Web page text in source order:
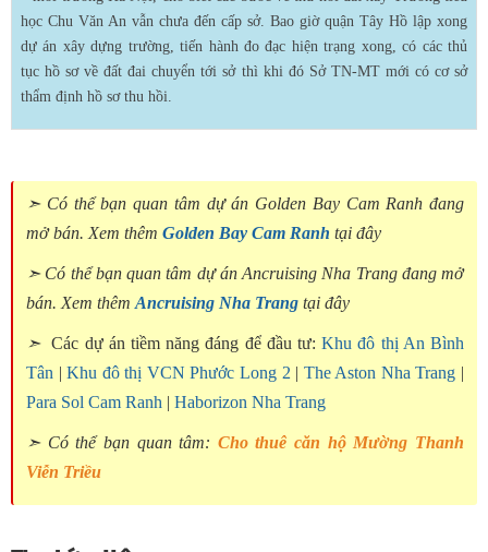
học Chu Văn An vẫn chưa đến cấp sở. Bao giờ quận Tây Hồ lập xong
dự án xây dựng trường, tiến hành đo đạc hiện trạng xong, có các thủ
tục hồ sơ về đất đai chuyển tới sở thì khi đó Sở TN-MT mới có cơ sở
thẩm định hồ sơ thu hồi.
➣ Có thể bạn quan tâm dự án Golden Bay Cam Ranh đang
mở bán. Xem thêm Golden Bay Cam Ranh tại đây
➣ Có thể bạn quan tâm dự án Ancruising Nha Trang đang mở
bán. Xem thêm Ancruising Nha Trang tại đây
➣ Các dự án tiềm năng đáng để đầu tư:Khu đô thị An Bình
Tân |Khu đô thị VCN Phước Long 2 | The Aston Nha Trang |
Para Sol Cam Ranh | Haborizon Nha Trang
➣ Có thể bạn quan tâm: Cho thuê căn hộ Mường Thanh
Viễn Triều